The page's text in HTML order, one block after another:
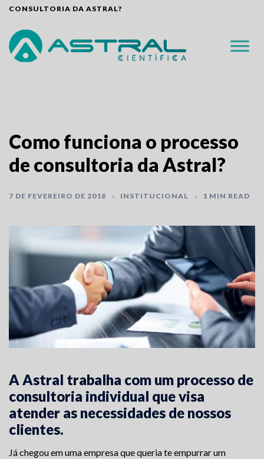
Skip
content
CONSULTORIA DA ASTRAL?
Como funciona o processo
de consultoria da Astral?
7 DE FEVEREIRO DE 2018 INSTITUCIONAL 1 MIN READ
A Astral trabalha com um processo de
consultoria individual que visa
atender as necessidades de nossos
clientes.
Já chegou em uma empresa que queria te empurrar um